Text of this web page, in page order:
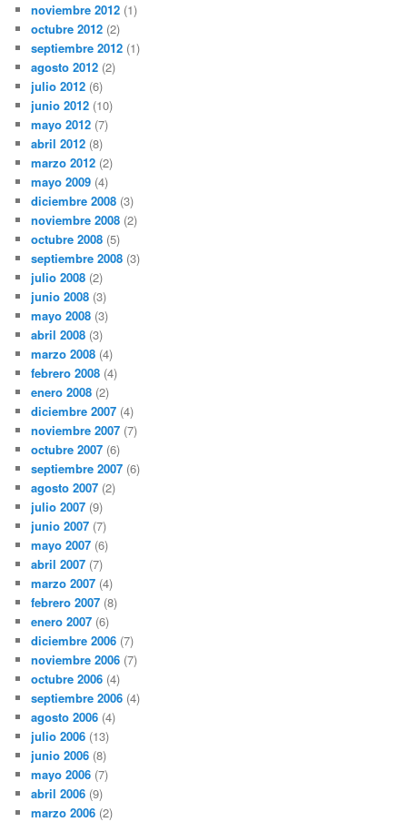
noviembre 2012 (1)
octubre 2012 (2)
septiembre 2012 (1)
agosto 2012 (2)
julio 2012 (6)
junio 2012 (10)
mayo 2012 (7)
abril 2012 (8)
marzo 2012 (2)
mayo 2009 (4)
diciembre 2008 (3)
noviembre 2008 (2)
octubre 2008 (5)
septiembre 2008 (3)
julio 2008 (2)
junio 2008 (3)
mayo 2008 (3)
abril 2008 (3)
marzo 2008 (4)
febrero 2008 (4)
enero 2008 (2)
diciembre 2007 (4)
noviembre 2007 (7)
octubre 2007 (6)
septiembre 2007 (6)
agosto 2007 (2)
julio 2007 (9)
junio 2007 (7)
mayo 2007 (6)
abril 2007 (7)
marzo 2007 (4)
febrero 2007 (8)
enero 2007 (6)
diciembre 2006 (7)
noviembre 2006 (7)
octubre 2006 (4)
septiembre 2006 (4)
agosto 2006 (4)
julio 2006 (13)
junio 2006 (8)
mayo 2006 (7)
abril 2006 (9)
marzo 2006 (2)